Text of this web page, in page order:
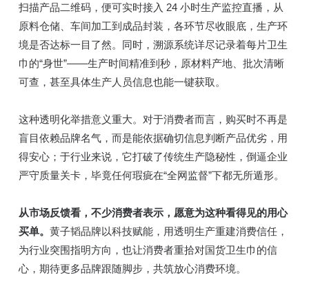
扫描产品二维码，便可实时接入 24 小时生产监控直播，从
原料仓储、车间加工到成品封装，各环节尽收眼底，生产环
境是否达标一目了然。同时，溯源系统详尽记录着每片卫生
巾的“身世”——生产时间精准到秒，原材料产地、批次清晰
可查，甚至具体生产人员信息也能一键获取。
这种透明化举措意义重大。对于消费者而言，购买时不再是
盲目依赖品牌名气，而是能依据确切信息判断产品优劣，用
得安心；于行业来说，它打破了传统生产隐秘性，倒逼企业
严守质量关卡，毕竟任何瑕疵在“全网监督”下都无所遁形。
从市场反馈看，不少消费者表示，愿意为这种看得见的用心
买单。 黄子韬品牌以科技赋能，用透明生产重建消费信任，
为行业突围指明方向，也让消费者重拾对国货卫生巾的信
心，期待更多品牌跟随脚步，共筑放心消费环境。